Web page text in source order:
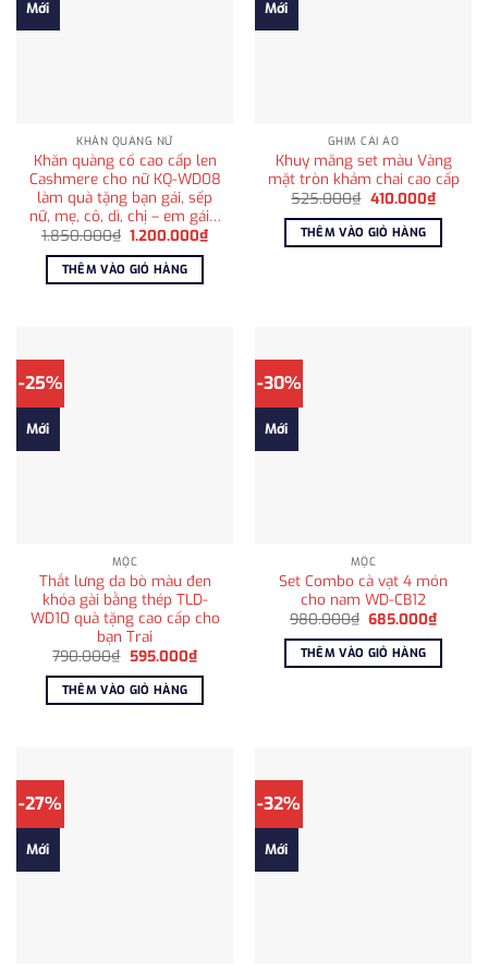
Mới
KHĂN QUÀNG NỮ
Khăn quàng cổ cao cấp len
Cashmere cho nữ KQ-WD08
làm quà tặng bạn gái, sếp
nữ, mẹ, cô, dì, chị – em gái…
1.850.000₫ Giá
là:
1.850.000₫.
1.200.000₫Giá
THÊM VÀO GIỎ HÀNG
Mới
GHIM CÀI ÁO
Khuy măng set màu Vàng
mặt tròn khảm chai cao cấp
525.000₫ Giá
là:
525.000₫.
410.000₫Giá
tại
THÊM VÀO GIỎ HÀNG
-25%
Mới
MỘC
Thắt lưng da bò màu đen
khóa gài bằng thép TLD-
WD10 quà tặng cao cấp cho
bạn Trai
790.000₫ Giá
là:
790.000₫.
595.000₫Giá
hiện
tại
595.000₫.
THÊM VÀO GIỎ HÀNG
-30%
Mới
MỘC
Set Combo cà vạt 4 món
cho nam WD-CB12
980.000₫ Giá
là:
980.000₫.
685.000₫Giá
hiện
tại
THÊM VÀO GIỎ HÀNG
-27%
Mới
-32%
Mới